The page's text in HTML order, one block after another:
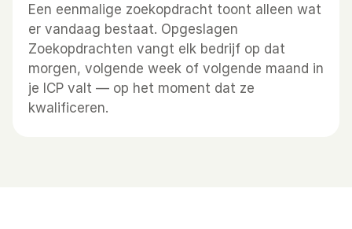
Een eenmalige zoekopdracht toont alleen wat
er vandaag bestaat. Opgeslagen
Zoekopdrachten vangt elk bedrijf op dat
morgen, volgende week of volgende maand in
je ICP valt — op het moment dat ze
kwalificeren.